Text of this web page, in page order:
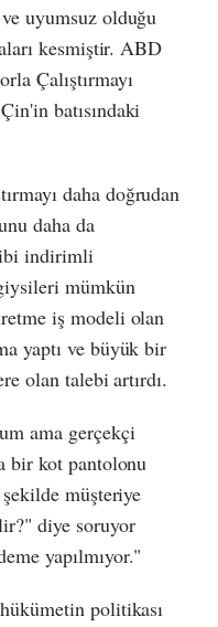
uyumsuz olduğu
kesmiştir. ABD
Çalıştırmayı
batısındaki
daha doğrudan
daha da
indirimli
mümkün
iş modeli olan
yaptı ve büyük bir
olan talebi artırdı.
ama gerçekçi
bir kot pantolonu
müşteriye
diye soruyor
yapılmıyor."
politikası